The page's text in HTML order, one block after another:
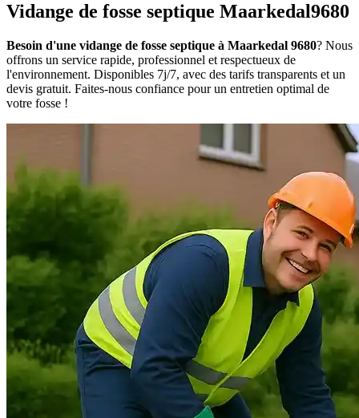
Vidange de fosse septique Maarkedal9680
Besoin d'une vidange de fosse septique à Maarkedal 9680? Nous
offrons un service rapide, professionnel et respectueux de
l'environnement. Disponibles 7j/7, avec des tarifs transparents et un
devis gratuit. Faites-nous confiance pour un entretien optimal de
votre fosse !